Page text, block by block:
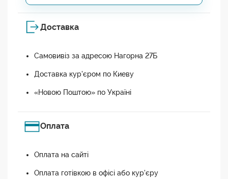
Доставка
Самовивіз за адресою Нагорна 27Б
Доставка кур'єром по Киеву
«Новою Поштою» по Україні
Оплата
Оплата на сайті
Оплата готівкою в офісі або кур'єру